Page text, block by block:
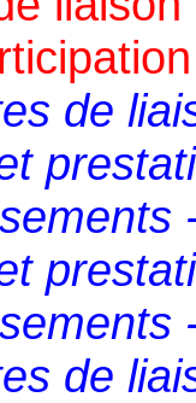
de
de